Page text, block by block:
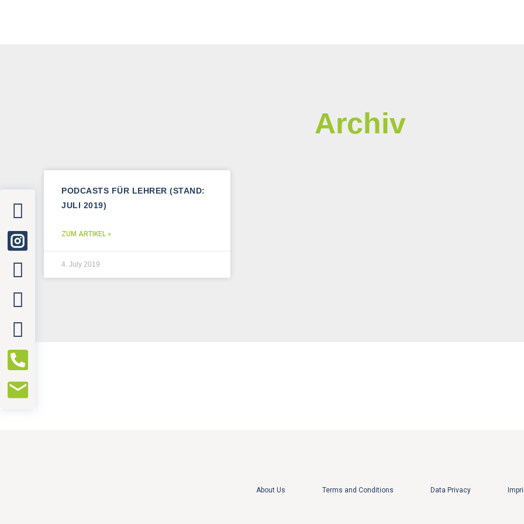
Archiv
PODCASTS FÜR LEHRER (STAND:
JULI 2019)
ZUM ARTIKEL »
4. July 2019
About Us Terms and Conditions Data Privacy